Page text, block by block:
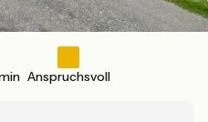
Anspruchsvoll